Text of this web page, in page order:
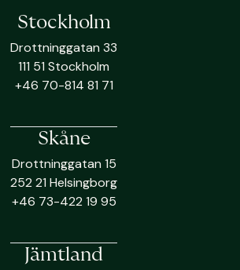
Stockholm
Drottninggatan 33
111 51 Stockholm
+46 70-814 81 71
Skåne
Drottninggatan 15
252 21 Helsingborg
+46 73-422 19 95
Jämtland